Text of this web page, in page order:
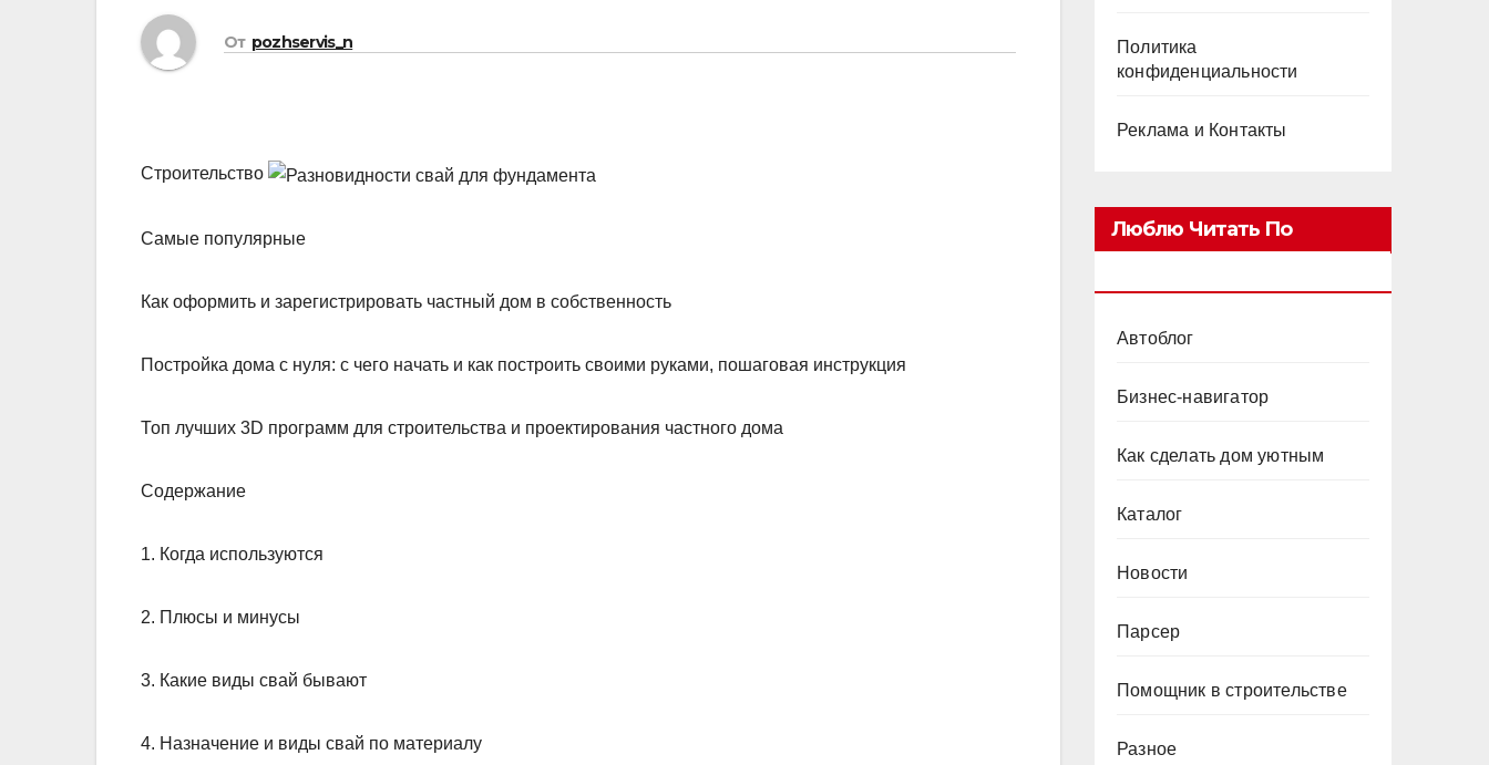
От pozhservis_n
Строительство
Самые популярные
Как оформить и зарегистрировать частный дом в собственность
Постройка дома с нуля: с чего начать и как построить своими руками, пошаговая инструкция
Топ лучших 3D программ для строительства и проектирования частного дома
Содержание
1. Когда используются
2. Плюсы и минусы
3. Какие виды свай бывают
4. Назначение и виды свай по материалу
Политика
конфиденциальности
Реклама и Контакты
Люблю Читать По
Автоблог
Бизнес-навигатор
Как сделать дом уютным
Каталог
Новости
Парсер
Помощник в строительстве
Разное